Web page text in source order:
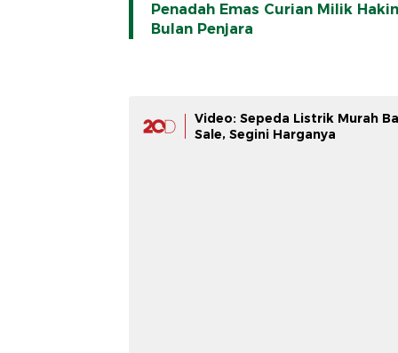
Penadah Emas Curian Milik
Bulan Penjara
Video: Sepeda Listrik Murah
Sale, Segini Harganya